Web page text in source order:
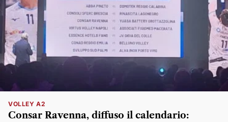
VOLLEY A2
Consar Ravenna, diffuso il calendario: